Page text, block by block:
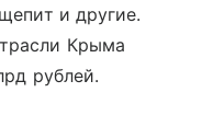
и другие.
Крыма
рублей.